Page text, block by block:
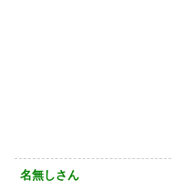
名無しさん